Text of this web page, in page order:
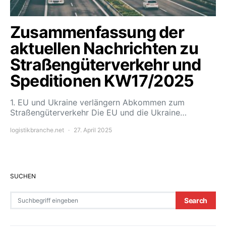
Zusammenfassung der
aktuellen Nachrichten zu
Straßengüterverkehr und
Speditionen KW17/2025
1. EU und Ukraine verlängern Abkommen zum
Straßengüterverkehr Die EU und die Ukraine…
logistikbranche.net 27. April 2025
SUCHEN
Search